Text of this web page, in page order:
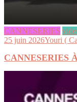
CANNESERIES
25 juin 2026Youri (
CANNESERIES